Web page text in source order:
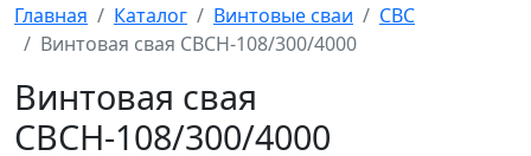
Главная Каталог Винтовые сваи
СВС
Винтовая свая СВСН-108/300/4000
Винтовая свая
СВСН-108/300/4000